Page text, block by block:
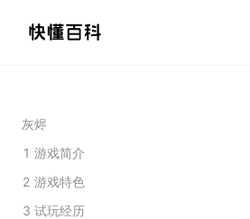
灰烬
1 游戏简介
2 游戏特色
3 试玩经历